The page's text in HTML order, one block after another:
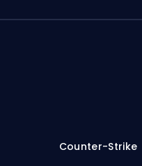
Counter-Strike